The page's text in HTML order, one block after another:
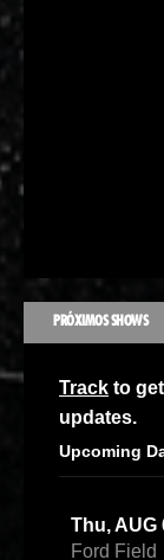
PRÓXIMOS SHOWS
Track to
updates.
Upcoming
Thu, AUG
Ford Field